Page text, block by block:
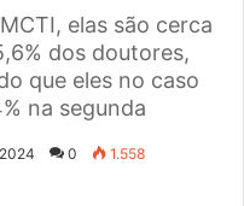
elas são cerca
dos doutores,
que eles no caso
na segunda
0 1.558